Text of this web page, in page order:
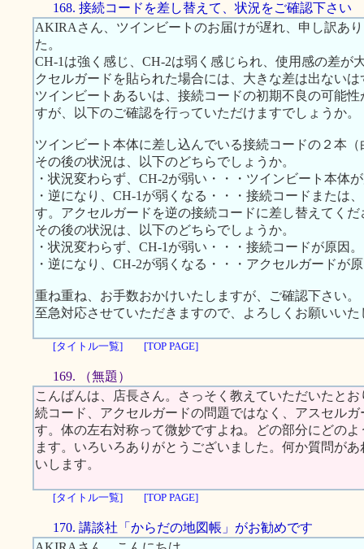
168. 接続コードを差し替えて、状況をご確認下さい
AKIRAさん、ツインビートのお届けが遅れ、申し訳あ
た。
CH-1は強く感じ、CH-2は弱く感じられ、使用感の差が
クセルガードを貼られた場合には、大きな差は出ないは
ツインビートあるいは、接続コードの初期不良の可能
すが、以下のご確認を行っていただけますでしょうか。
ツインビート本体に差し込んでいる接続コードの２本
その後の状況は、以下のどちらでしょうか。
・状況変わらず、CH-2が弱い・・・ツインビート本体
・逆になり、CH-1が弱くなる・・・接続コードまたは
す。アクセルガードを逆の接続コードに差し替えてくだ
その後の状況は、以下のどちらでしょうか。
・状況変わらず、CH-1が弱い・・・接続コードが原因。
・逆になり、CH-2が弱くなる・・・アクセルガードが
重ね重ね、お手数おかけいたしますが、ご確認下さい。
至急対応させていただきますので、よろしくお願いい
[タイトル一覧] [TOP PAGE]
169. （無題）
こんばんは、店長さん。さっそく教えていただいたと
続コード、アクセルガードの問題ではなく、アスセル
す。体の左右対称って微妙ですよね。どの部分にどの
ます。いろいろありがとうございました。何か質問が
いします。
[タイトル一覧] [TOP PAGE]
170. 講談社「からだの地図帳」がお勧めです